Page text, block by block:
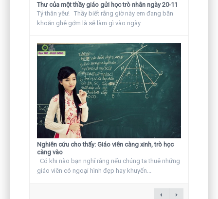
Thư của một thầy giáo gửi học trò nhân ngày 20-11
Tý thân yêu! Thầy biết rằng giờ này em đang băn
khoăn ghê gớm là sẽ làm gì vào ngày...
Nghiên cứu cho thấy: Giáo viên càng xinh, trò học
càng vào
Có khi nào bạn nghĩ rằng nếu chúng ta thuê những
giáo viên có ngoại hình đẹp hay khuyến...